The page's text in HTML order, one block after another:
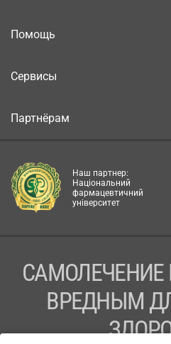
Помощь
Сервисы
Партнёрам
Наш партнер:
Національний
фармацевтичний
університет
ВРЕДНЫМ